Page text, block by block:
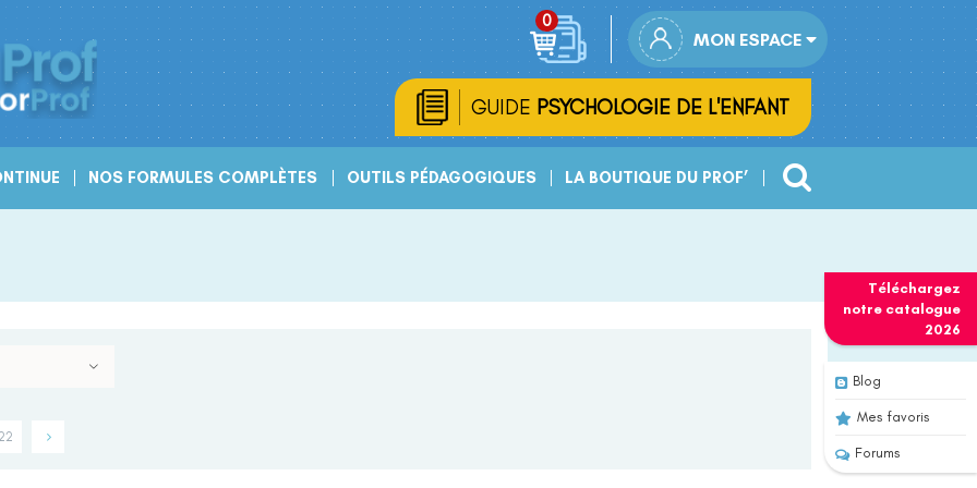
Téléchargez
notre catalogue
2026
Blog
Mes favoris
Forums
MON ESPACE
GUIDE PSYCHOLOGIE DE L'ENFANT
NOS FORMULES COMPLÈTES OUTILS PÉDAGOGIQUES LA BOUTIQUE DU PROF’